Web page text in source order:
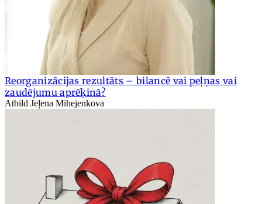
Reorganizācijas rezultāts – bilancē vai peļņas vai
zaudējumu aprēķinā?
Atbild Jeļena Mihejenkova